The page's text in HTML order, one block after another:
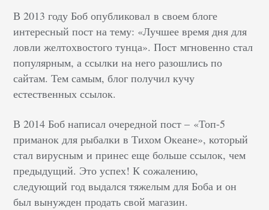
В 2013 году Боб опубликовал в своем блоге
интересный пост на тему: «Лучшее время дня для
ловли желтохвостого тунца». Постмгновенно стал
популярным, а ссылки на него разошлись по
сайтам. Тем самым, блог получил кучу
естественных ссылок.
В 2014 Боб написал очередной пост– «Топ-5
приманок для рыбалки в Тихом Океане», который
стал вирусным и принес еще больше ссылок, чем
предыдущий. Это успех! К сожалению,
следующий год выдался тяжелым для Боба и он
был вынужден продать свой магазин.